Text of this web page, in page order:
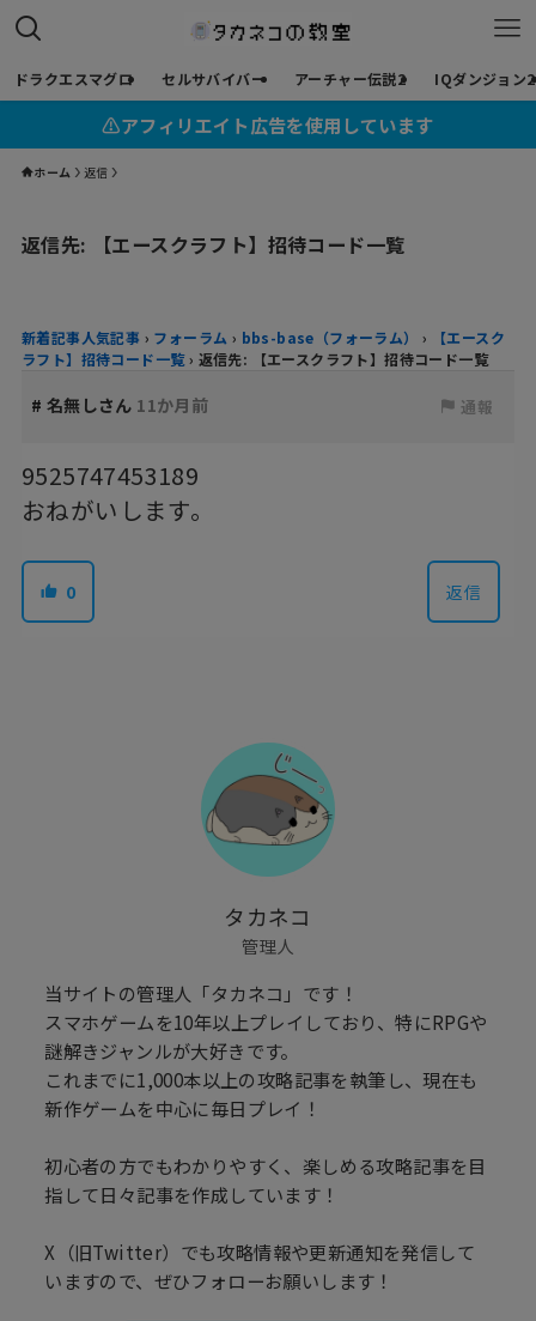
ドラクエスマグロ セルサバイバー アーチャー伝説2 IQダンジョン2
⚠︎アフィリエイト広告を使用しています
ホーム 返信
返信先: 【エースクラフト】招待コード一覧
新着記事人気記事 › フォーラム › bbs-base（フォーラム） ›
【エースク
ラフト】招待コード一覧 › 返信先: 【エースクラフト】招待コード一覧
# 名無しさん 11か月前 通報
9525747453189
おねがいします。
0 返信
タカネコ
管理人
当サイトの管理人「タカネコ」です！
スマホゲームを10年以上プレイしており、特にRPGや
謎解きジャンルが大好きです。
これまでに1,000本以上の攻略記事を執筆し、現在も
新作ゲームを中心に毎日プレイ！
初心者の方でもわかりやすく、楽しめる攻略記事を目
指して日々記事を作成しています！
X（旧Twitter）でも攻略情報や更新通知を発信して
いますので、ぜひフォローお願いします！